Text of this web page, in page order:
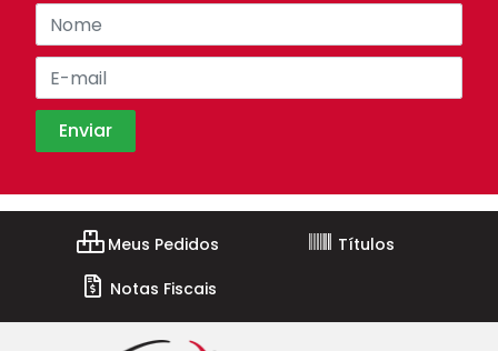
Meus Pedidos
Títulos
Notas Fiscais